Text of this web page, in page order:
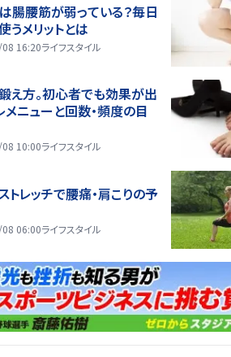
腸腰筋が弱っている？毎日
うメリットとは
16:20ライフスタイル
え方。初心者でも効果が出
メニューと回数・頻度の目
10:00ライフスタイル
トレッチで腰痛・肩こりの予
06:00ライフスタイル